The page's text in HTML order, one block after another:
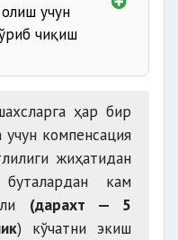
учун
чиқиш
Лицензия
ҳолатини жойига
ҳар бир
учун компенсация
жиҳатидан
кам
(дарахт — 5
) кўчатни экиш